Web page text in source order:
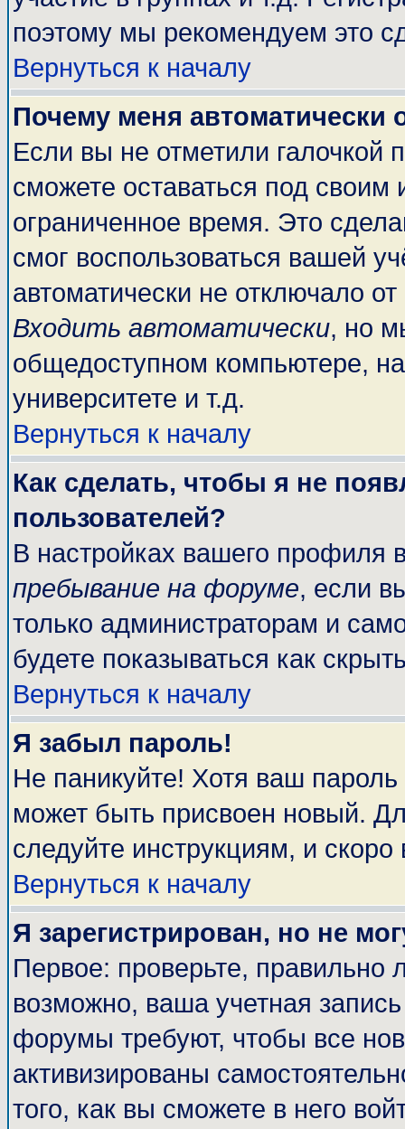
поэтому мы рекомендуем это
Вернуться к началу
Почему меня автоматически
Если вы не отметили галочкой
сможете оставаться под
ограниченное время. Это
смог воспользоваться вашей
автоматически не отключало
Входить автоматически, но
общедоступном компьютере,
университете и т.д.
Вернуться к началу
Как сделать, чтобы я не
пользователей?
В настройках вашего профиля
пребывание на форуме, если
только администраторам и
будете показываться как
Вернуться к началу
Я забыл пароль!
Не паникуйте! Хотя ваш
может быть присвоен новый.
следуйте инструкциям, и
Вернуться к началу
Я зарегистрирован, но не
Первое: проверьте, правильно
возможно, ваша учетная
форумы требуют, чтобы все
активизированы
того, как вы сможете в него